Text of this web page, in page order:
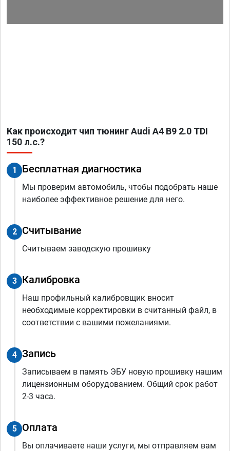
Как происходит чип тюнинг Audi A4 B9 2.0 TDI
150 л.с.?
1 Бесплатная диагностика
Мы проверим автомобиль, чтобы подобрать наше
наиболее эффективное решение для него.
2 Считывание
Считываем заводскую прошивку
3 Калибровка
Наш профильный калибровщик вносит
необходимые корректировки в считанный файл, в
соответствии с вашими пожеланиями.
4 Запись
Записываем в память ЭБУ новую прошивку нашим
лицензионным оборудованием. Общий срок работ
2-3 часа.
5 Оплата
Вы оплачиваете наши услуги, мы отправляем вам